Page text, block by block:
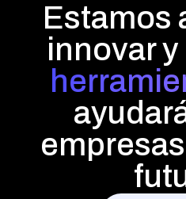
Estamos
innovar